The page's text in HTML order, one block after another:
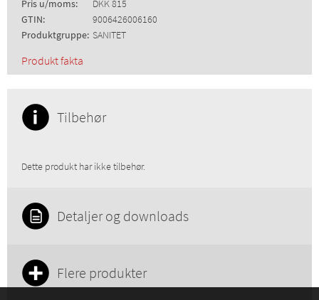
Pris u/moms:
DKK 815
GTIN:
9006426006160
Produktgruppe: SANITET
Produkt fakta
Tilbehør
Dette produkt har ikke tilbehør.
Detaljer og downloads
Flere produkter